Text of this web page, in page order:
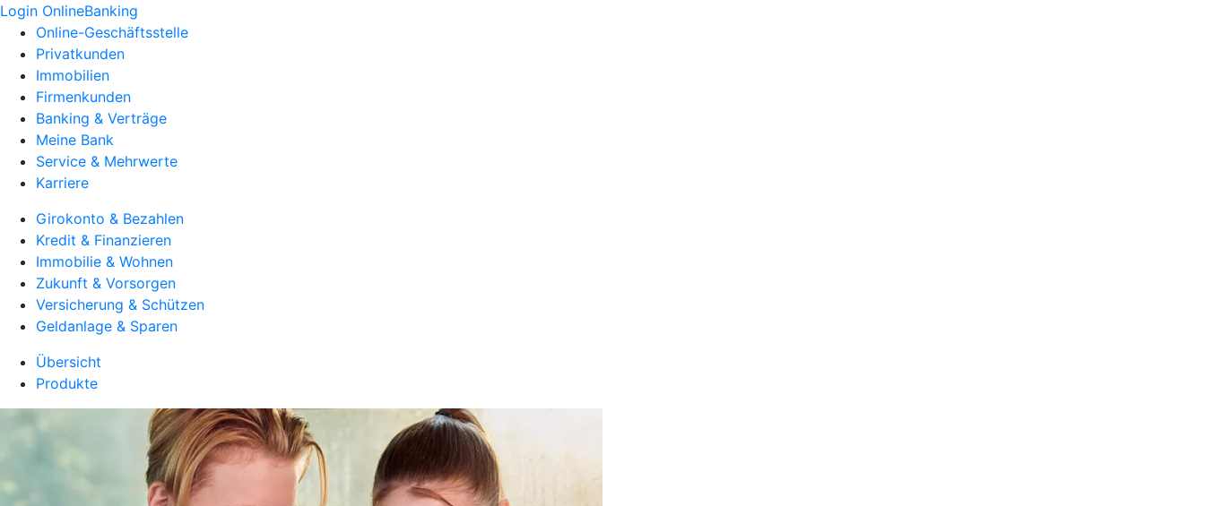
Login OnlineBanking
Online-Geschäftsstelle
Privatkunden
Immobilien
Firmenkunden
Banking & Verträge
Meine Bank
Service & Mehrwerte
Karriere
Girokonto & Bezahlen
Kredit & Finanzieren
Immobilie & Wohnen
Zukunft & Vorsorgen
Versicherung & Schützen
Geldanlage & Sparen
Übersicht
Produkte